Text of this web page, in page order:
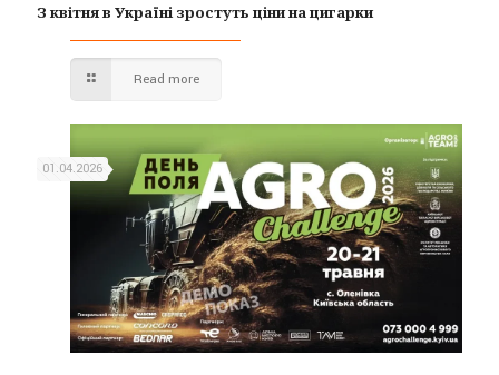
З квітня в Україні зростуть ціни на цигарки
Read more
01.04.2026